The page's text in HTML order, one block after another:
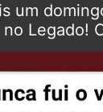
um
Legado!